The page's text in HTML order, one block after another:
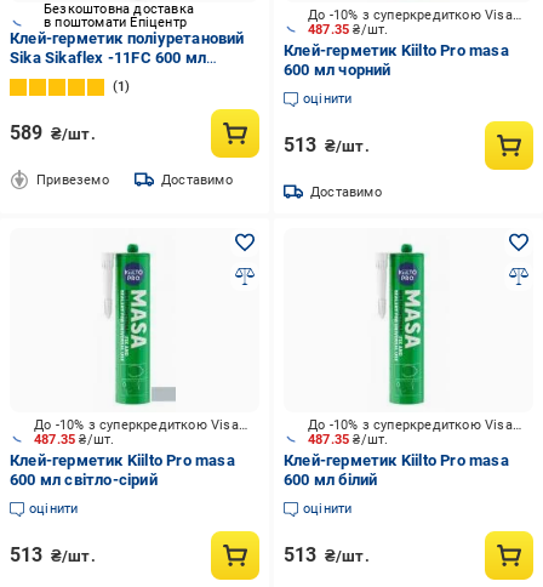
Безкоштовна доставка
в поштомати Епіцентр
Клей-герметик поліуретановий
Sika Sikaflex -11FC 600 мл
Чорний
1
589 ₴/шт.
Привеземо Доставимо
487.35₴/шт.
До -10% з суперкредиткою Visa Вигода
Клей-герметик Kiilto Pro masa
600 мл чорний
оцінити
513 ₴/шт.
Доставимо
487.35₴/шт.
До -10% з суперкредиткою Visa Вигода
Клей-герметик Kiilto Pro masa
600 мл світло-сірий
оцінити
513 ₴/шт.
487.35₴/шт.
До -10% з суперкредиткою Visa Вигода
Клей-герметик Kiilto Pro masa
600 мл білий
оцінити
513 ₴/шт.